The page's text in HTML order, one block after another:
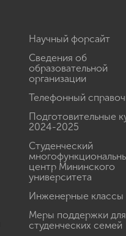
Научный форсайт
Сведения об
образовательной
организации
Телефонный
Подготовительные
2024-2025
Студенческий
центр Мининского
университета
Инженерные классы
Меры поддержки для
студенческих семей